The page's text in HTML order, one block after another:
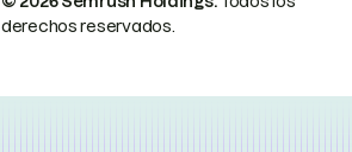
derechos reservados.